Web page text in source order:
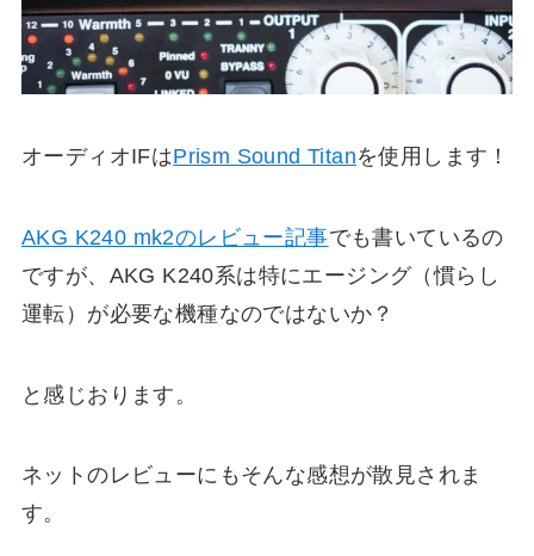
オーディオIFはPrism Sound Titanを使用します！
AKG K240 mk2のレビュー記事でも書いているの
ですが、AKG K240系は特にエージング（慣らし
運転）が必要な機種なのではないか？
と感じおります。
ネットのレビューにもそんな感想が散見されま
す。